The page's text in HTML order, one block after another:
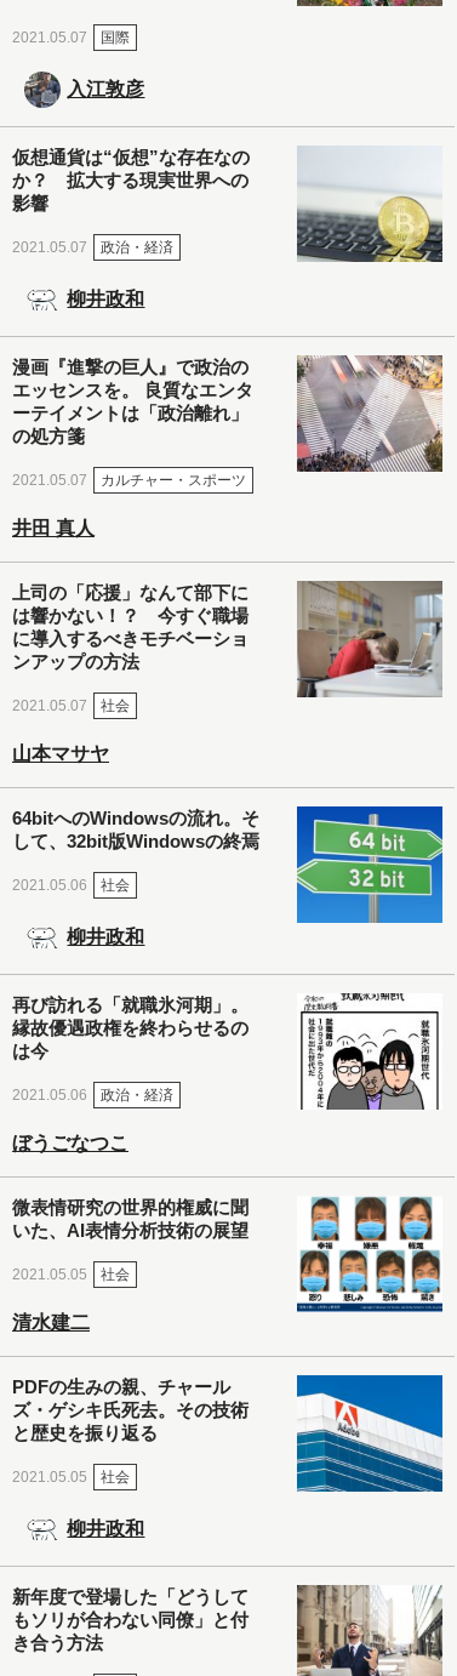
2021.05.07 国際
入江敦彦
仮想通貨は“仮想”な存在なの
か？ 拡大する現実世界への
影響
2021.05.07 政治・経済
柳井政和
漫画『進撃の巨人』で政治の
エッセンスを。 良質なエンタ
ーテイメントは「政治離れ」
の処方箋
2021.05.07 カルチャー・スポーツ
井田 真人
上司の「応援」なんて部下に
は響かない！？ 今すぐ職場
に導入するべきモチベーショ
ンアップの方法
2021.05.07 社会
山本マサヤ
64bitへのWindowsの流れ。そ
して、32bit版Windowsの終焉
2021.05.06 社会
柳井政和
再び訪れる「就職氷河期」。
縁故優遇政権を終わらせるの
は今
2021.05.06 政治・経済
ぼうごなつこ
微表情研究の世界的権威に聞
いた、AI表情分析技術の展望
2021.05.05 社会
清水建二
PDFの生みの親、チャール
ズ・ゲシキ氏死去。その技術
と歴史を振り返る
2021.05.05 社会
柳井政和
新年度で登場した「どうして
もソリが合わない同僚」と付
き合う方法